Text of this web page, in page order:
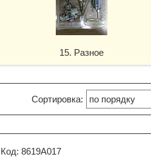
15. Разное
8619A017